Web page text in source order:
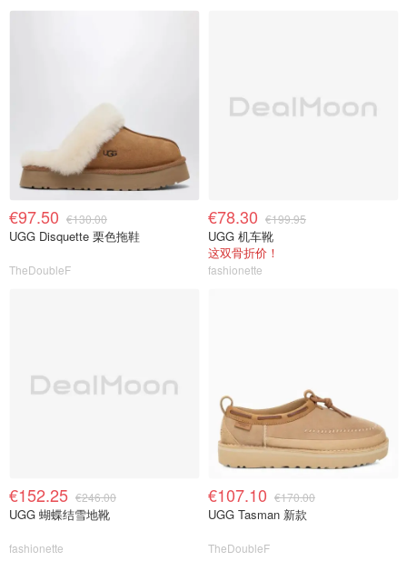
€97.50 €130.00
UGG Disquette 栗色拖鞋
TheDoubleF
€78.30 €199.95
UGG 机车靴
这双骨折价！
fashionette
€152.25 €246.00
UGG 蝴蝶结雪地靴
fashionette
€107.10 €170.00
UGG Tasman 新款
TheDoubleF